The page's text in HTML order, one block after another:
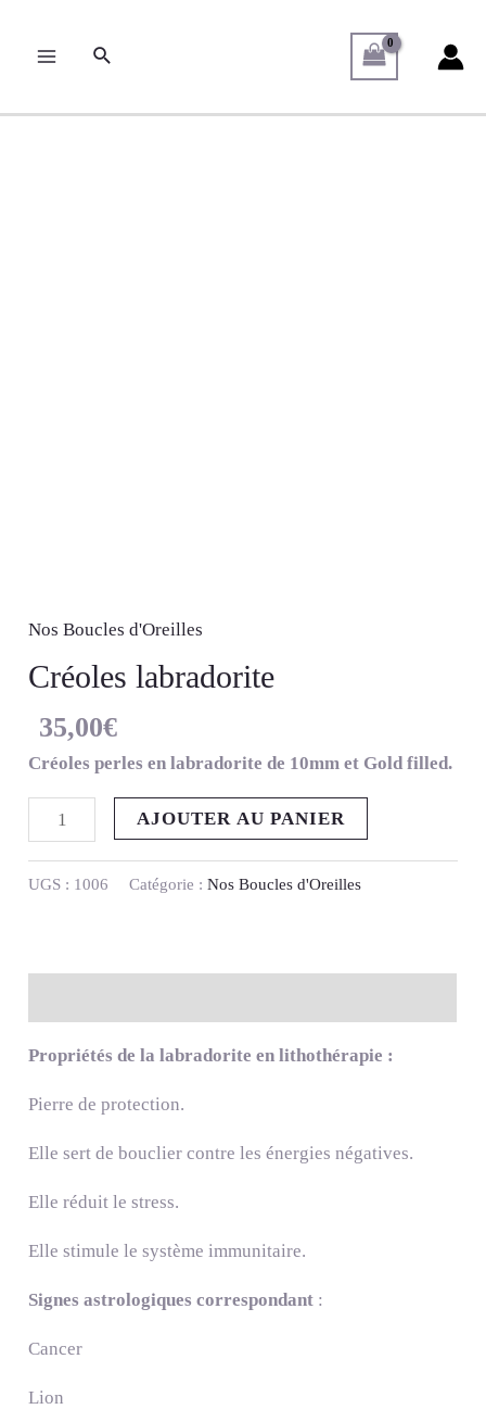
Nos Boucles d'Oreilles
Créoles labradorite
35,00€
Créoles perles en labradorite de 10mm et Gold filled.
AJOUTER AU PANIER
UGS : 1006 Catégorie :Nos Boucles d'Oreilles
Propriétés de la labradorite en lithothérapie :
Pierre de protection.
Elle sert de bouclier contre les énergies négatives.
Elle réduit le stress.
Elle stimule le système immunitaire.
Signes astrologiques correspondant :
Cancer
Lion